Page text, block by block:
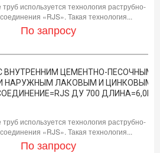
используется технология раструбно-
«RJS». Такая технология...
По запросу
ВНУТРЕННИМ ЦЕМЕНТНО-ПЕСОЧНЫМ
НАРУЖНЫМ ЛАКОВЫМ И ЦИНКОВЫМ
ДУ 700 ДЛИНА=6,0М
используется технология раструбно-
«RJS». Такая технология...
По запросу